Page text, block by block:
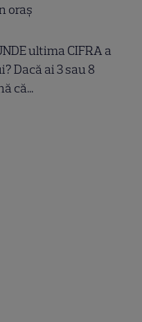
oraș
ultima CIFRA a
Dacă ai 3 sau 8
că...